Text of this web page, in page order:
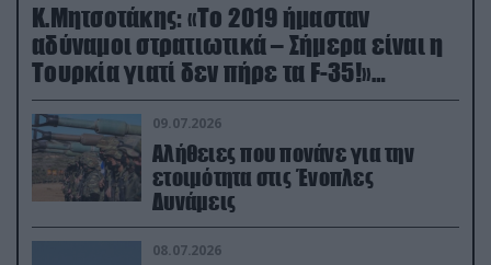
Κ.Μητσοτάκης: «Το 2019 ήμασταν
αδύναμοι στρατιωτικά – Σήμερα είναι η
Τουρκία γιατί δεν πήρε τα F-35!»
(βίντεο)
09.07.2026
Αλήθειες που πονάνε για την
ετοιμότητα στις Ένοπλες
Δυνάμεις
08.07.2026